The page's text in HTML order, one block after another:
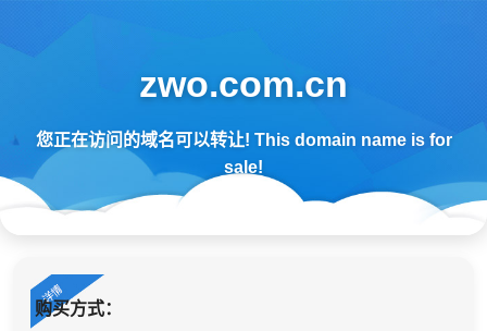
zwo.com.cn
您正在访问的域名可以转让! This domain name is for
sale!
购买方式：